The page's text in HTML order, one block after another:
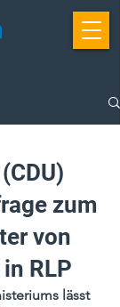
zum
von
RLP
lässt